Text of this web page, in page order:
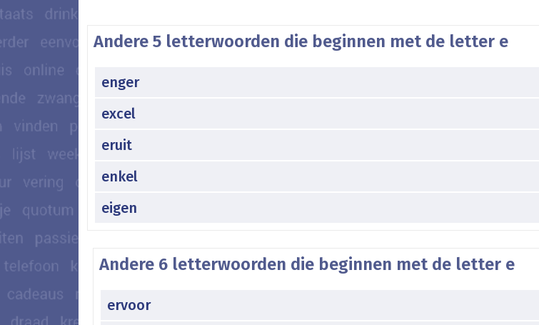
Andere 5 letterwoorden die beginnen met de letter e
enger
excel
eruit
enkel
eigen
Andere 6 letterwoorden die beginnen met de letter e
ervoor